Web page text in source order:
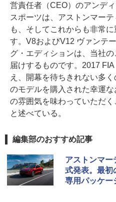
営責任者（CEO）のアンデ
スポーツは、アストンマー
も、そしてこれからも非常
す。V8およびV12 ヴァンテ
グ・エディションは、当社
届けするものです。2017
え、開幕を待ちきれない多
のモデルを購入された幸運
の雰囲気を味わっていただく
と述べている。
編集部のおすすめ記事
アストンマ
式発表。最初
専用パッケー